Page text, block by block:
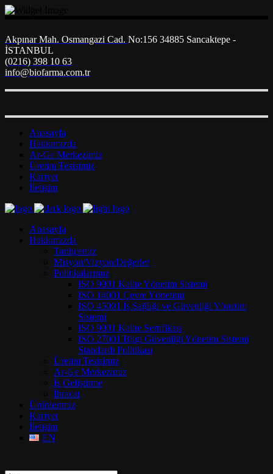
Akpınar Mah. Osmangazi Cad. No:156 34885 Sancaktepe -
İSTANBUL
(0216) 398 10 63
info@biofarma.com.tr
Anasayfa
Hakkımızda
Ar-Ge Merkezimiz
Üretim Tesisimiz
Kariyer
İletişim
Anasayfa
Hakkımızda
Tarihçemiz
Misyon/Vizyon/Değerler
Politikalarımız
ISO 9001 Kalite Yönetim Sistemi
ISO 14001 Çevre Yönetimi
ISO 45001 İş Sağlığı ve Güvenliği Yönetim
Sistemi
ISO 9001 Kalite Sertifikası
ISO 27001 Bilgi Güvenliği Yönetim Sistemi
Standardı Politikası
Üretim Tesisimiz
Ar-Ge Merkezimiz
İş Geliştirme
İhracat
Ürünlerimiz
Kariyer
İletişim
EN